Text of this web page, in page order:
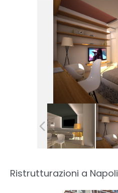
Ristrutturazioni a Napoli